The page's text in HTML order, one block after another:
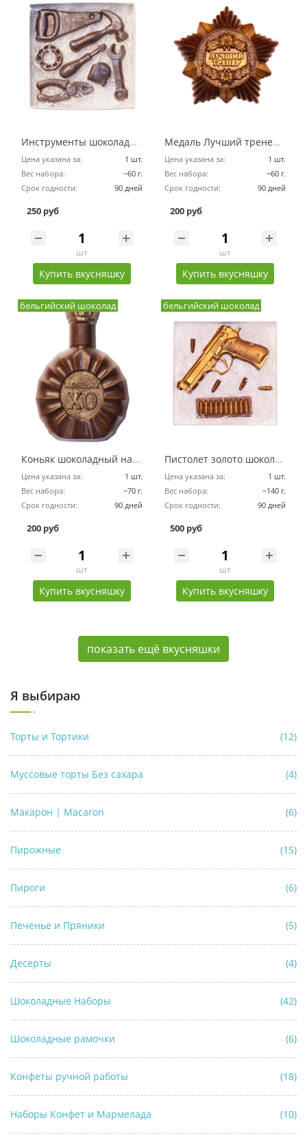
Инструменты шоколадный набор
Цена указана за:
1 шт.
Вес набора:
~60 г.
Срок годности:
90 дней
250 руб
шт
Купить вкусняшку
Медаль Лучший тренер шоколадный набор
Цена указана за:
1 шт.
Вес набора:
~60 г.
Срок годности:
90 дней
200 руб
шт
Купить вкусняшку
бельгийский шоколад
Коньяк шоколадный набор
Цена указана за:
1 шт.
Вес набора:
~70 г.
Срок годности:
90 дней
200 руб
шт
Купить вкусняшку
бельгийский шоколад
Пистолет золото шоколадный набор
Цена указана за:
1 шт.
Вес набора:
~140 г.
Срок годности:
90 дней
500 руб
шт
Купить вкусняшку
показать ещё вкусняшки
Я выбираю
Торты и Тортики (12)
Муссовые торты Без сахара (4)
Макарон | Macaron (6)
Пирожные (15)
Пироги (6)
Печенье и Пряники (5)
Десерты (4)
Шоколадные Наборы (42)
Шоколадные рамочки (6)
Конфеты ручной работы (18)
Наборы Конфет и Мармелада (10)